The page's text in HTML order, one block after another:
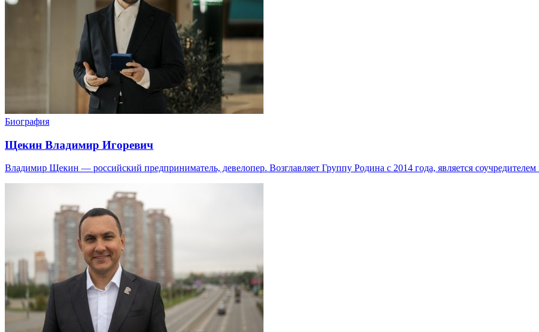
Биография
Щекин Владимир Игоревич
Владимир Щекин — российский предприниматель, девелопер. Возглавляет Группу Родина с 2014 года, является